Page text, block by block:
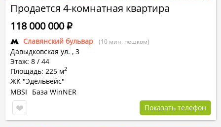
Продается 4-комнатная квартира
Славянский бульвар (10 мин. пешком)
Давыдковская ул. , 3
Этаж: 8 / 44
Площадь: 225 м2
ЖК "Эдельвейс"
118 000 000Р
MBSI
База WinNER
Показать телефон